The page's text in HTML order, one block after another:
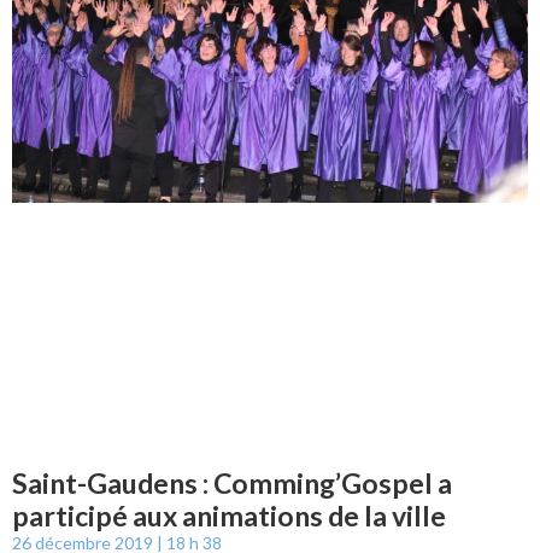
Saint-Gaudens : Comming’Gospel a
participé aux animations de la ville
26 décembre 2019 18 h 38